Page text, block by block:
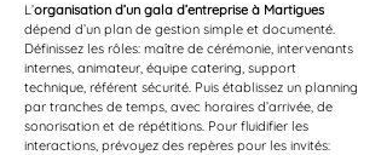
L’organisation d’un gala d’entreprise à Martigues
dépend d’un plan de gestion simple et documenté.
Définissez les rôles: maître de cérémonie, intervenants
internes, animateur, équipe catering, support
technique, référent sécurité. Puis établissez un planning
par tranches de temps, avec horaires d’arrivée, de
sonorisation et de répétitions. Pour fluidifier les
interactions, prévoyez des repères pour les invités: